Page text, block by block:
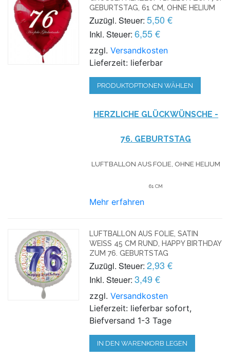
EBURTSTAG, 61 CM, OHNE HELIUM
Zuzügl. Steuer: 5,50 €
Inkl. Steuer: 6,55 €
zzgl.Versandkosten
Lieferzeit: lieferbar
PRODUKTOPTIONEN WÄHLEN
HERZLICHE GLÜCKWÜNSCHE -
76. GEBURTSTAG
LUFTBALLON AUS FOLIE, OHNE HELIUM
61 CM
Mehr erfahren
LUFTBALLON AUS FOLIE, SATIN
WEISS 45 CM RUND, HAPPY BIRTHDAY Z
UM 76. GEBURTSTAG
Zuzügl. Steuer: 2,93 €
Inkl. Steuer: 3,49 €
zzgl.Versandkosten
Lieferzeit: lieferbar sofort,
Biefversand 1-3 Tage
IN DEN WARENKORB LEGEN